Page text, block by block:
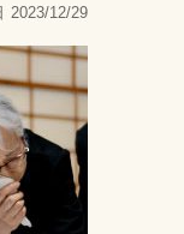
2023/12/29